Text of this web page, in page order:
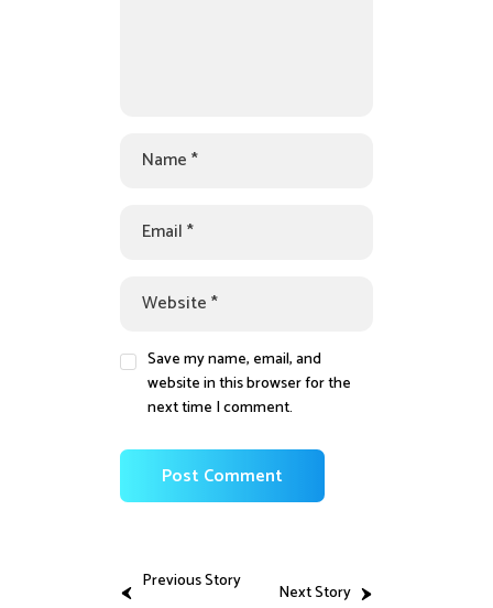
Save my name, email, and
website in this browser for the
next time I comment.
Previous Story Next Story